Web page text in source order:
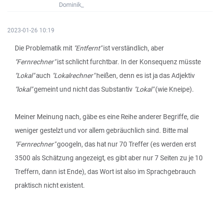
Dominik_
2023-01-26 10:19
Die Problematik mit "Entfernt"ist verständlich, aber
"Fernrechner"ist schlicht furchtbar. In der Konsequenz müsste
"Lokal"auch "Lokalrechner"heißen, denn es ist ja das Adjektiv
"lokal"gemeint und nicht das Substantiv "Lokal"(wie Kneipe).
Meiner Meinung nach, gäbe es eine Reihe anderer Begriffe, die
weniger gestelzt und vor allem gebräuchlich sind. Bitte mal
"Fernrechner"googeln, das hat nur 70 Treffer (es werden erst
3500 als Schätzung angezeigt, es gibt aber nur 7 Seiten zu je 10
Treffern, dann ist Ende), das Wort ist also im Sprachgebrauch
praktisch nicht existent.